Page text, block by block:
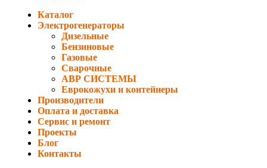
Каталог
Электрогенераторы
Дизельные
Бензиновые
Газовые
Сварочные
АВР СИСТЕМЫ
Еврокожухи и контейнеры
Производители
Оплата и доставка
Сервис и ремонт
Проекты
Блог
Контакты